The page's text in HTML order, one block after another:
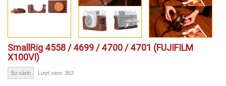
SmallRig 4558 / 4699 / 4700 / 4701 (FUJIFILM
X100VI)
So sánh Lượt xem: 363